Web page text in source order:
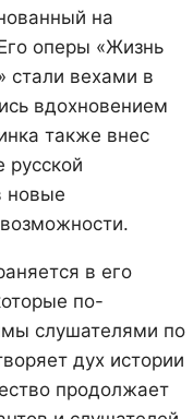
на
оперы «Жизнь
стали вехами в
вдохновением
также внес
русской
новые
в его
по-
слушателями по
дух истории
продолжает